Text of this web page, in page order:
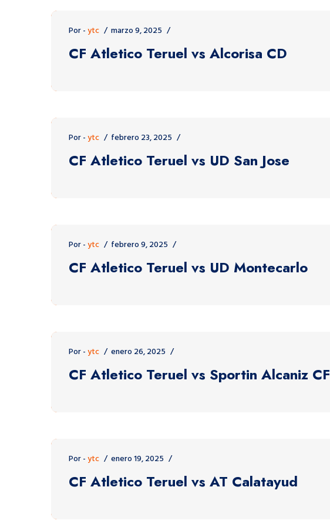
Por -ytc marzo 9, 2025
CF Atletico Teruel vs Alcorisa CD
Por -ytc febrero 23, 2025
CF Atletico Teruel vs UD San Jose
Por -ytc febrero 9, 2025
CF Atletico Teruel vs UD Montecarlo
Por -ytc enero 26, 2025
CF Atletico Teruel vs Sportin Alcaniz CF
Por -ytc enero 19, 2025
CF Atletico Teruel vs AT Calatayud